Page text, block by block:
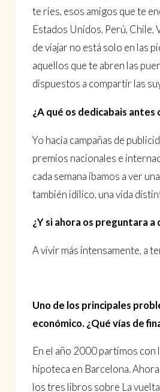
te ríes, esos amigos que te
Estados Unidos, Perú, Chile,
de viajar no está solo en las
aquellos que te abren las
dispuestos a compartir las
¿A qué os dedicabais antes
Yo hacía campañas de
premios nacionales e
cada semana íbamos a ver
también idílico, una vida
¿Y si ahora os preguntara
A vivir más intensamente, a
Uno de los principales
económico. ¿Qué vías de
En el año 2000 partimos
hipoteca en Barcelona.
los tres libros sobre La